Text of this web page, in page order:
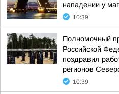
нападении у
10:39
Полномочный
Российской
поздравил
регионов
10:39